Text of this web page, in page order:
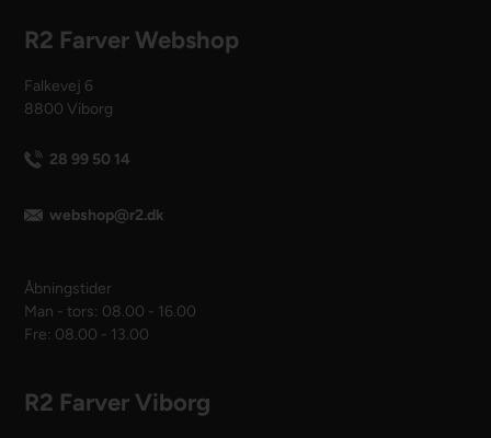
R2 Farver Webshop
Falkevej 6
8800 Viborg
28 99 50 14
webshop@r2.dk
Åbningstider
Man - tors: 08.00 - 16.00
Fre: 08.00 - 13.00
R2 Farver Viborg